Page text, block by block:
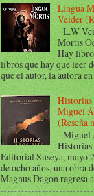
Lingua
Veider
L.W
Mortis
Hay
libros que hay que leer
que el autor, la autora en
Historias
Miguel
(Reseña
Miguel
Historias
Editorial Suseya, mayo
de ocho años, una obra
Magnus Dagon regresa